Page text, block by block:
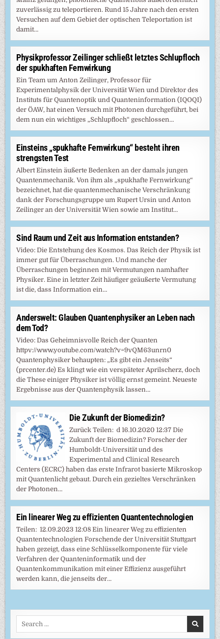
zuverlässig zu teleportieren. Rund 15 Jahre nach den ersten
Versuchen auf dem Gebiet der optischen Teleportation ist
damit…
Physikprofessor Zeilinger schließt letztes Schlupfloch
der spukhaften Fernwirkung
Ein Team um Anton Zeilinger, Professor für
Experimentalphysik der Universität Wien und Direktor des
Instituts für Quantenoptik und Quanteninformation (IQOQI)
der ÖAW, hat einen Versuch mit Photonen durchgeführt, bei
dem nun ein wichtiges „Schlupfloch“ geschlossen…
Einsteins „spukhafte Fernwirkung“ besteht ihren
strengsten Test
Albert Einstein äußerte Bedenken an der damals jungen
Quantenmechanik. Von ihm als „spukhafte Fernwirkung“
bezeichnet, hat die quantenmechanische Verschränkung
dank der Forschungsgruppe um Rupert Ursin und Anton
Zeilinger an der Universität Wien sowie am Institut…
Sind Raum und Zeit aus Information entstanden?
Video: Die Entstehung des Kosmos. Das Reich der Physik ist
immer gut für Überraschungen. Und manche der
Überraschungen beginnen mit Vermutungen namhafter
Physiker. Eine in letzter Zeit häufiger geäußerte Vermutung
ist die, dass Information ein…
Anderswelt: Glauben Quantenphysiker an Leben nach
dem Tod?
Video: Das Geheimnisvolle Reich der Quanten
httpv://www.youtube.com/watch?v=9vQM63unrn0
Quantenphysiker behaupten: „Es gibt ein Jenseits“
(prcenter.de) Es klingt wie ein verspäteter Aprilscherz, doch
die These einiger Physiker ist völlig ernst gemeint. Neueste
Ergebnisse aus der Quantenphysik lassen…
Die Zukunft der Biomedizin?
Zurück Teilen: d 16.10.2020 12:37 Die
Zukunft der Biomedizin? Forscher der
Humboldt-Universität und des
Experimental and Clinical Research
Centers (ECRC) haben das erste Infrarot basierte Mikroskop
mit Quantenlicht gebaut. Durch ein gezieltes Verschränken
der Photonen…
Ein linearer Weg zu effizienten Quantentechnologien
Teilen: 12.09.2023 12:08 Ein linearer Weg zu effizienten
Quantentechnologien Forschende der Universität Stuttgart
haben gezeigt, dass eine Schlüsselkomponente für viele
Verfahren der Quanteninformatik und der
Quantenkommunikation mit einer Effizienz ausgeführt
werden kann, die jenseits der…